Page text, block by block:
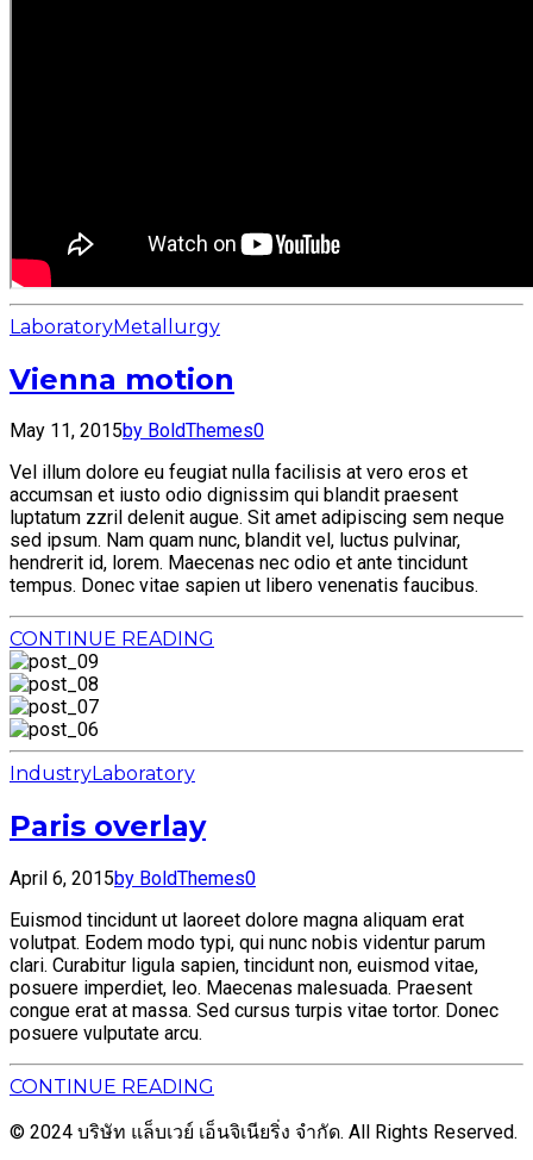
LaboratoryMetallurgy
Vienna motion
May 11, 2015by BoldThemes0
Vel illum dolore eu feugiat nulla facilisis at vero eros et
accumsan et iusto odio dignissim qui blandit praesent
luptatum zzril delenit augue. Sit amet adipiscing sem neque
sed ipsum. Nam quam nunc, blandit vel, luctus pulvinar,
hendrerit id, lorem. Maecenas nec odio et ante tincidunt
tempus. Donec vitae sapien ut libero venenatis faucibus.
CONTINUE READING
IndustryLaboratory
Paris overlay
April 6, 2015by BoldThemes0
Euismod tincidunt ut laoreet dolore magna aliquam erat
volutpat. Eodem modo typi, qui nunc nobis videntur parum
clari. Curabitur ligula sapien, tincidunt non, euismod vitae,
posuere imperdiet, leo. Maecenas malesuada. Praesent
congue erat at massa. Sed cursus turpis vitae tortor. Donec
posuere vulputate arcu.
CONTINUE READING
© 2024 บริษัท แล็บเวย์ เอ็นจิเนียริ่ง จำกัด. All Rights Reserved.